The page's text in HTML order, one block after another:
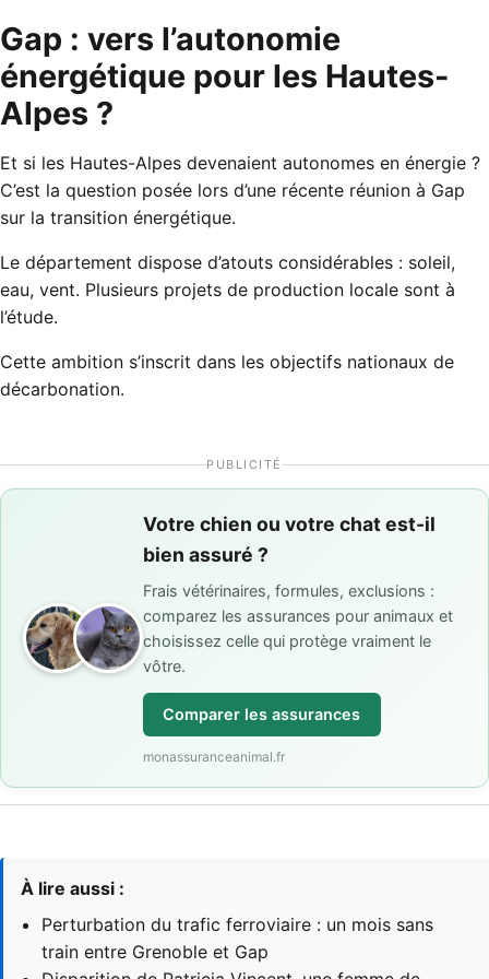
Gap : vers l’autonomie
énergétique pour les Hautes-
Alpes ?
Et si les Hautes-Alpes devenaient autonomes en énergie ?
C’est la question posée lors d’une récente réunion à Gap
sur la transition énergétique.
Le département dispose d’atouts considérables : soleil,
eau, vent. Plusieurs projets de production locale sont à
l’étude.
Cette ambition s’inscrit dans les objectifs nationaux de
décarbonation.
PUBLICITÉ
Votre chien ou votre chat est-il
bien assuré ?
Frais vétérinaires, formules, exclusions :
comparez les assurances pour animaux et
choisissez celle qui protège vraiment le
vôtre.
Comparer les assurances
monassuranceanimal.fr
À lire aussi :
Perturbation du trafic ferroviaire : un mois sans
train entre Grenoble et Gap